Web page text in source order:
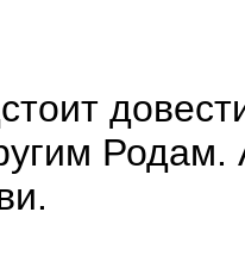
Родам.